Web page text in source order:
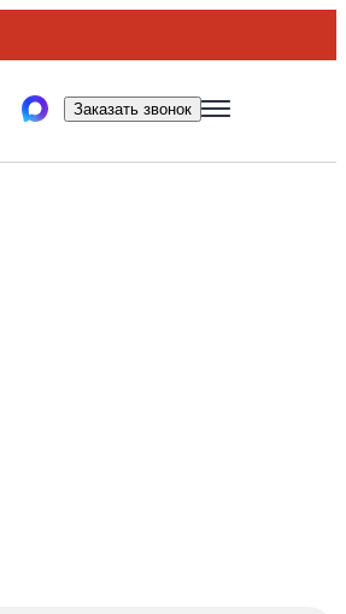
Заказать звонок